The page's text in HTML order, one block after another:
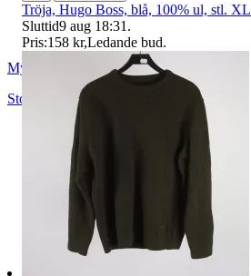
Myrorna
Stockholm
Sverige
Tröja, Hugo Boss, blå, 100% ul, stl. XL
Sluttid9 aug 18:31 .
Pris:158 kr,Ledande bud.